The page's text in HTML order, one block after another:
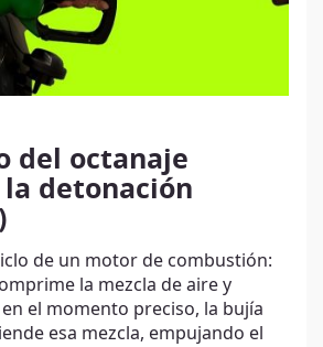
del octanaje
la detonación
de un motor de combustión:
la mezcla de aire y
el momento preciso, la bujía
esa mezcla, empujando el